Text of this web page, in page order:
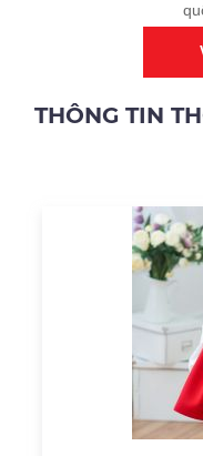
THÔNG TIN